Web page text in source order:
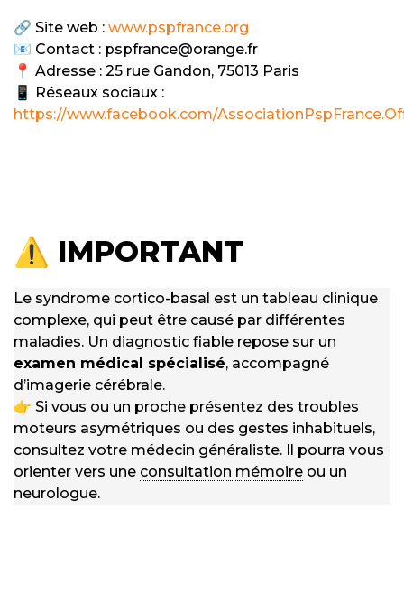
🔗 Site web : www.pspfrance.org
📧 Contact : pspfrance@orange.fr
📍 Adresse : 25 rue Gandon, 75013 Paris
📱 Réseaux sociaux :
https://www.facebook.com/
⚠️ IMPORTANT
Le syndrome cortico-basal est un tableau clinique
complexe, qui peut être causé par différentes
maladies. Un diagnostic fiable repose sur un
examen médical spécialisé, accompagné
d’imagerie cérébrale.
👉 Si vous ou un proche présentez des troubles
moteurs asymétriques ou des gestes inhabituels,
consultez votre médecin généraliste. Il pourra vous
orienter vers une consultation mémoire ou un
neurologue.